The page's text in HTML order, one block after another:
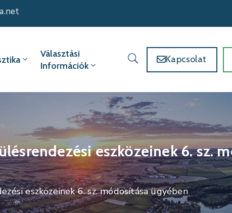
Választási
Információk
Kapcsolat
eszközeinek 6. sz.
eszközeinek 6. sz. módosítása ügyében